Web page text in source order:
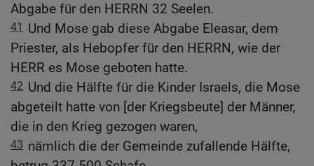
Abgabe für den HERRN 32 Seelen.
41
Und Mose gab diese Abgabe Eleasar, dem
Priester, als Hebopfer für den HERRN, wie der
HERR es Mose geboten hatte.
42 Und die Hälfte für die Kinder Israels, die Mose
abgeteilt hatte von [der Kriegsbeute] der Männer,
die in den Krieg gezogen waren,
43 nämlich die der Gemeinde zufallende Hälfte,